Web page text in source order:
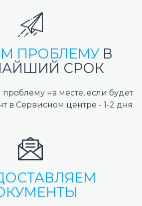
ПРОБЛЕМУ В
СРОК
проблему на месте, если будет
в Сервисном центре - 1-2 дня.